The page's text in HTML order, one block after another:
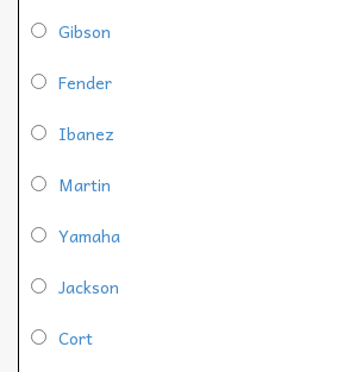
Gibson
Fender
Ibanez
Martin
Yamaha
Jackson
Cort